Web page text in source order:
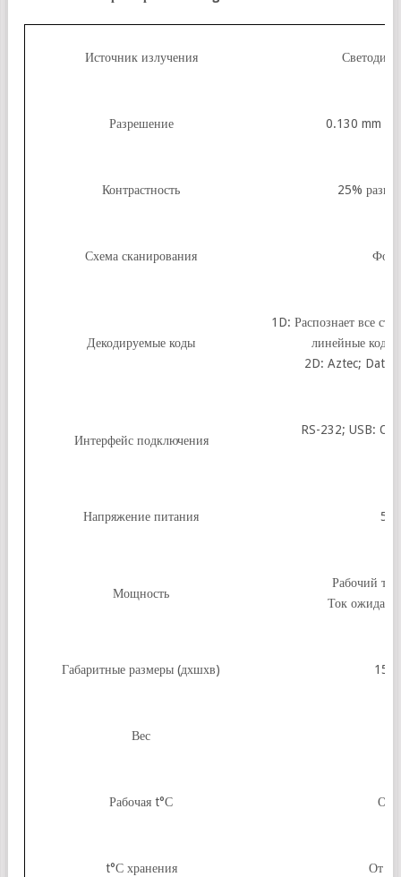
Источник излучения
Разрешение 0.130 mm /
Контрастность 25%
Схема сканирования
Декодируемые коды
1D: Распознает все
линейные коды
2D: Aztec; Data
Интерфейс подключения
RS-232; USB:
Напряжение питания 5
Мощность
Рабочий
Ток
Габаритные размеры (дхшхв) 151
Вес
Рабочая t°С От
t°С хранения От –